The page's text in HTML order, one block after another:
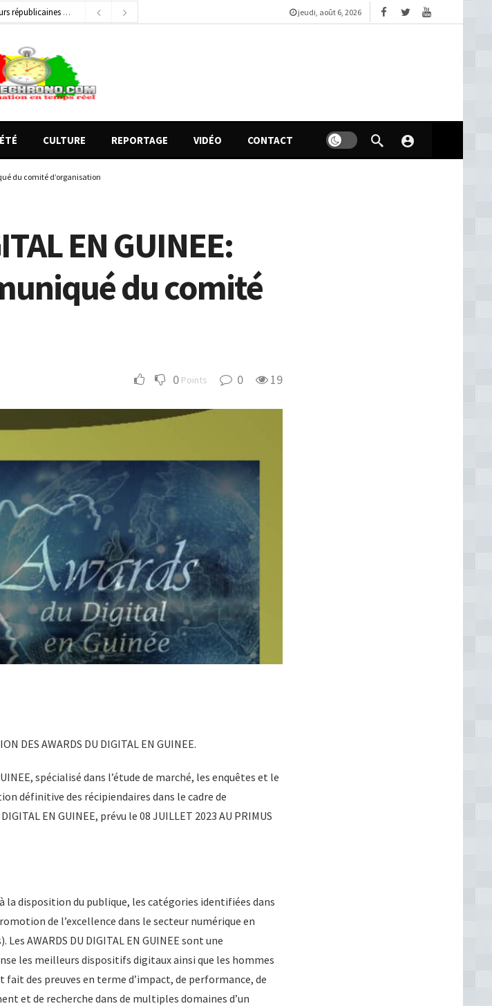
républicaines
14 heures ago
12 heures ago
jeudi, août 6, 2026
CULTURE REPORTAGE VIDÉO CONTACT
du comité d’organisation
EN GUINEE:
du comité
0 Points 0 19
DES AWARDS DU DIGITAL EN GUINEE.
spécialisé dans l’étude de marché, les enquêtes et le
définitive des récipiendaires dans le cadre de
EN GUINEE, prévu le 08 JUILLET 2023 AU PRIMUS
la disposition du publique, les catégories identifiées dans
de l’excellence dans le secteur numérique en
AWARDS DU DIGITAL EN GUINEE sont une
les meilleurs dispositifs digitaux ainsi que les hommes
des preuves en terme d’impact, de performance, de
et de recherche dans de multiples domaines d’un